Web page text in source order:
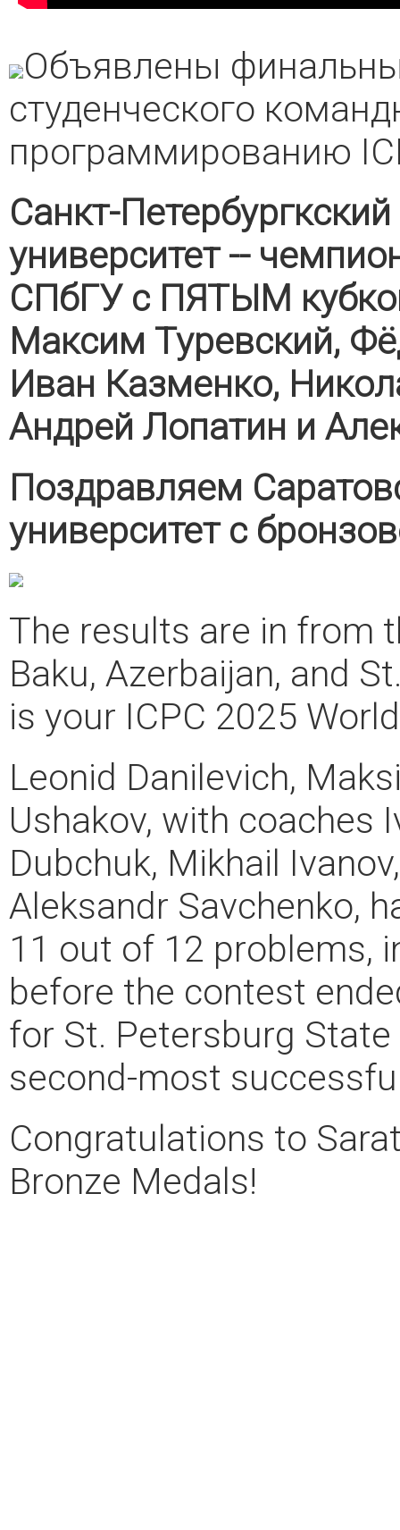
Объявлены
студенческого
программированию
Санкт-
университет --
СПбГУ с ПЯТЫМ
Максим Туревский,
Иван Казменко,
Андрей Лопатин и
Поздравляем
университет с
The results are in from
Baku, Azerbaijan, and
is your ICPC 2025
Leonid Danilevich,
Ushakov, with coaches
Dubchuk, Mikhail
Aleksandr Savchenko,
11 out of 12 problems,
before the contest
for St. Petersburg
second-most
Congratulations to
Bronze Medals!